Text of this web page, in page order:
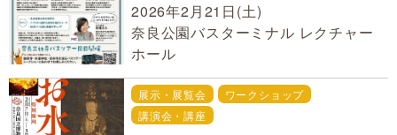
2026年2月21日(土)
奈良公園バスターミナル レクチャー
ホール
展示・展覧会
ワークショップ
講演会・講座